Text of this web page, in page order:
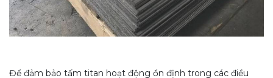
Để đảm bảo tấm titan hoạt động ổn định trong các điều